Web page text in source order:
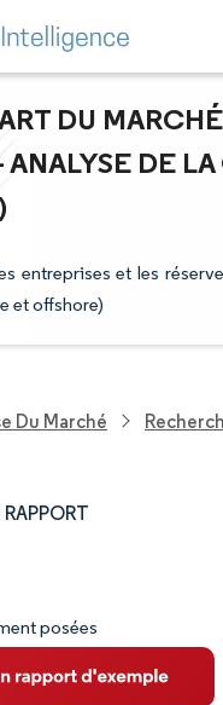
DU
ANALYSE DE
entreprises et les
et offshore)
Du Marché
DU MARCHÉ
du marché
posées